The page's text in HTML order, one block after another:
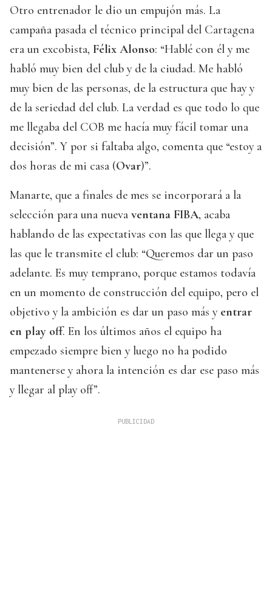
Otro entrenador le dio un empujón más. La
campaña pasada el técnico principal del Cartagena
era un excobista, Félix Alonso: “Hablé con él y me
habló muy bien del club y de la ciudad. Me habló
muy bien de las personas, de la estructura que hay y
de la seriedad del club. La verdad es que todo lo que
me llegaba del COB me hacía muy fácil tomar una
decisión”. Y por si faltaba algo, comenta que “estoy a
dos horas de mi casa (Ovar)”.
Manarte, que a finales de mes se incorporará a la
selección para una nueva ventana FIBA, acaba
hablando de las expectativas con las que llega y que
las que le transmite el club: “Queremos dar un paso
adelante. Es muy temprano, porque estamos todavía
en un momento de construcción del equipo, pero el
objetivo y la ambición es dar un paso más y entrar
en play off. En los últimos años el equipo ha
empezado siempre bien y luego no ha podido
mantenerse y ahora la intención es dar ese paso más
y llegar al play off”.